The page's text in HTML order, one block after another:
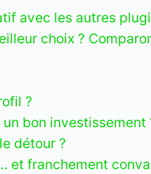
avec les autres
choix ?
?
bon investissement
détour ?
et franchement